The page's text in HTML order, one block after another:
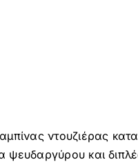
ντουζιέρας
ψευδαργύρου και